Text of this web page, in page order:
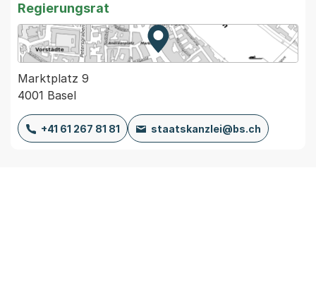
Regierungsrat
Zur Karte von MapBS.
Externer Link, wird in einem
Marktplatz 9
4001 Basel
+41 61 267 81 81 staatskanzlei@bs.ch